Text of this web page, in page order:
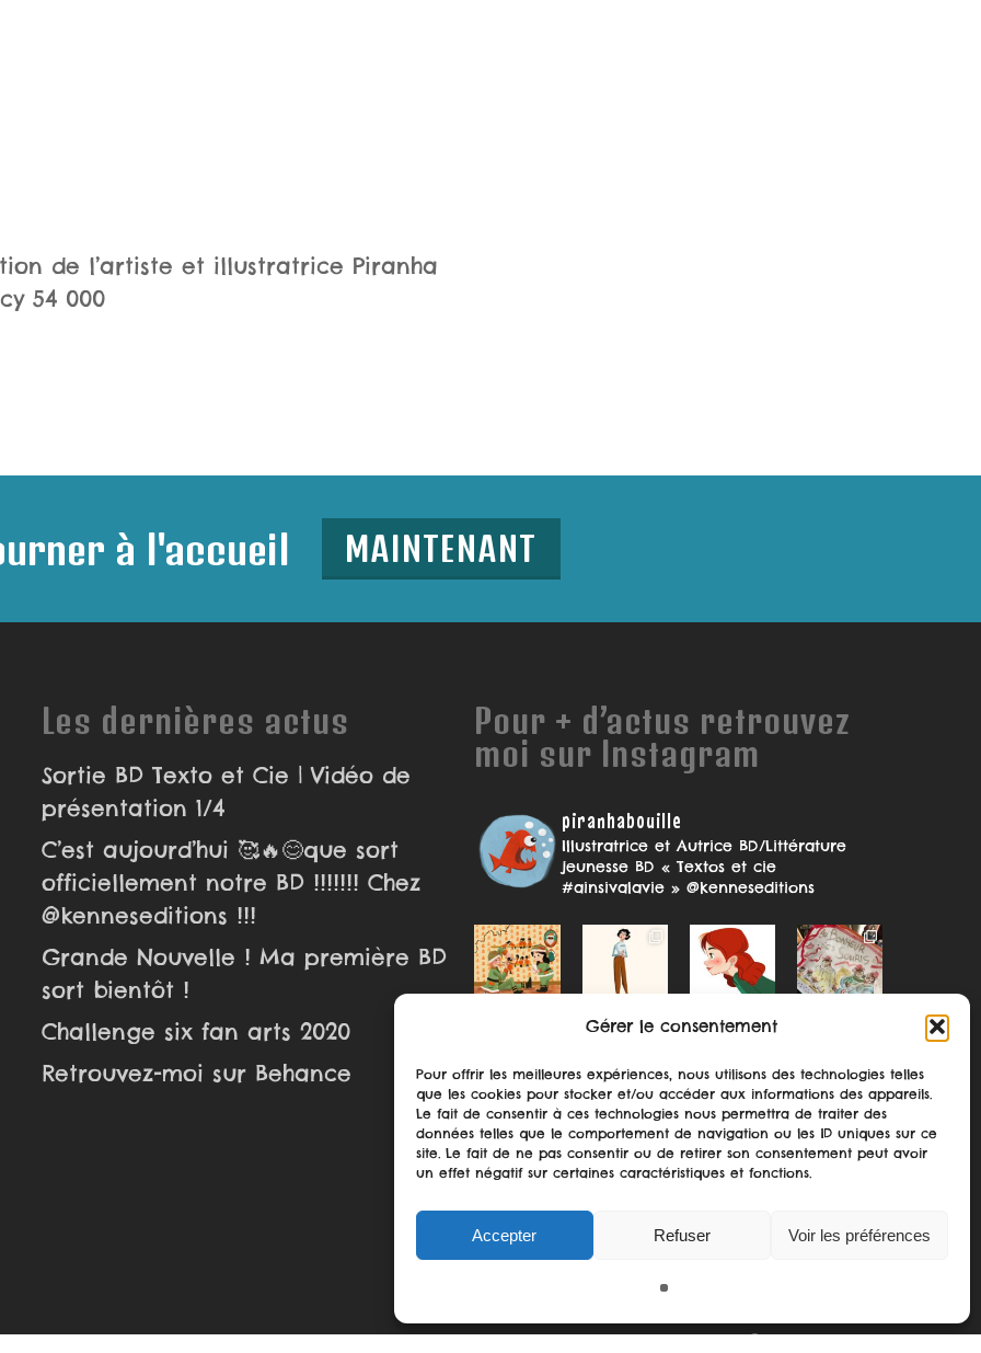
Gérer le consentement
Pour offrir les meilleures expériences, nous utilisons des technologies telles
que les cookies pour stocker et/ou accéder aux informations des appareils.
Le fait de consentir à ces technologies nous permettra de traiter des
données telles que le comportement de navigation ou les ID uniques sur ce
site. Le fait de ne pas consentir ou de retirer son consentement peut avoir
un effet négatif sur certaines caractéristiques et fonctions.
Accepter Refuser Voir les préférences
de l’artiste et illustratrice Piranha
54 000
à l'accueil MAINTENANT
Les dernières actus
Sortie BD Texto et Cie | Vidéo de
présentation 1/4
C’est aujourd’hui 🥰🔥😊que sort
officiellement notre BD !!!!!!! Chez
@kenneseditions !!!
Grande Nouvelle ! Ma première BD
sort bientôt !
Challenge six fan arts 2020
Retrouvez-moi sur Behance
Pour + d’actus retrouvez
moi sur Instagram
piranhabouille
Illustratrice et Autrice BD/Littérature
jeunesse BD « Textos et cie
#ainsivalavie » @kenneseditions
Suivre sur Instagram